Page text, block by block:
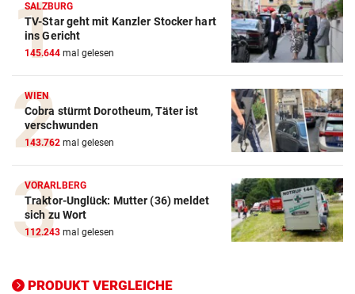
SALZBURG
TV-Star geht mit Kanzler Stocker hart
ins Gericht
145.644 mal gelesen
WIEN
Cobra stürmt Dorotheum, Täter ist
verschwunden
143.762 mal gelesen
VORARLBERG
Traktor-Unglück: Mutter (36) meldet
sich zu Wort
112.243 mal gelesen
PRODUKT VERGLEICHE
Action-Cam Vergleich
ZUM VERGLEICH
Crosstrainer Vergleich
ZUM VERGLEICH
E-Bike Vergleich
ZUM VERGLEICH
Elektro-Scooter Vergleich
ZUM VERGLEICH
ZUM VERGLEICH